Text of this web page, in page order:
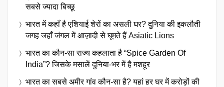
सबसे ज्यादा बिच्छू
भारत में कहाँ है एशियाई शेरों का असली घर? दुनिया की इकलौती
जगह जहाँ जंगल में आज़ादी से घूमते हैं Asiatic Lions
भारत का कौन-सा राज्य कहलाता है “Spice Garden Of
India”? जिसके मसालें दुनिया-भर में है मशहूर
भारत का सबसे अमीर गांव कौन-सा है? यहां हर घर में करोड़ों की